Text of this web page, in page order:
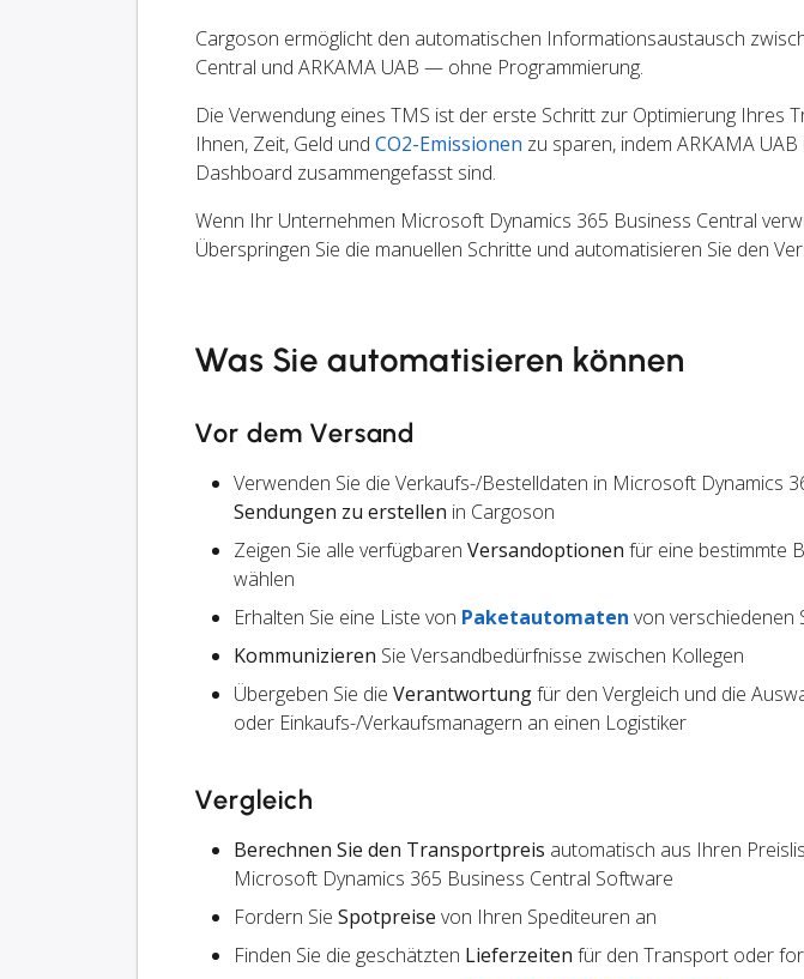
Cargoson ermöglicht den automatischen Informationsaustausch
Central und ARKAMA UAB — ohne Programmierung.
Die Verwendung eines TMS ist der erste Schritt zur Optimierung Ihres
Ihnen, Zeit, Geld und CO2-Emissionen zu sparen, indem ARKAMA
Dashboard zusammengefasst sind.
Wenn Ihr Unternehmen Microsoft Dynamics 365 Business Central
Überspringen Sie die manuellen Schritte und automatisieren Sie den
Was Sie automatisieren können
Vor dem Versand
Verwenden Sie die Verkaufs-/Bestelldaten in Microsoft Dynamics
Sendungen zu erstellen in Cargoson
Zeigen Sie alle verfügbaren Versandoptionen für eine bestimmte
wählen
Erhalten Sie eine Liste von Paketautomaten von verschiedenen
Kommunizieren Sie Versandbedürfnisse zwischen Kollegen
Übergeben Sie die Verantwortungfür den Vergleich und die
oder Einkaufs-/Verkaufsmanagern an einen Logistiker
Vergleich
Berechnen Sie den Transportpreis automatisch aus Ihren
Microsoft Dynamics 365 Business Central Software
Fordern Sie Spotpreise von Ihren Spediteuren an
Finden Sie die geschätzten Lieferzeiten für den Transport oder